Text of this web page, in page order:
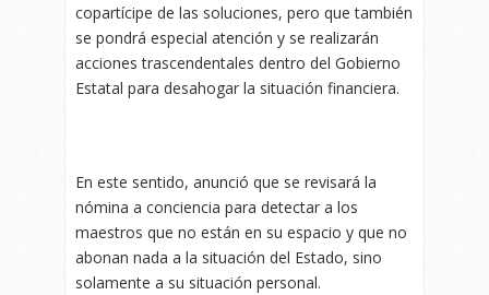
copartícipe de las soluciones, pero que también
se pondrá especial atención y se realizarán
acciones trascendentales dentro del Gobierno
Estatal para desahogar la situación financiera.
En este sentido, anunció que se revisará la
nómina a conciencia para detectar a los
maestros que no están en su espacio y que no
abonan nada a la situación del Estado, sino
solamente a su situación personal.